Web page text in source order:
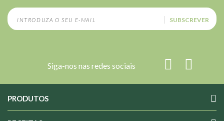
SUBSCREVER
Siga-nos nas redes sociais
PRODUTOS